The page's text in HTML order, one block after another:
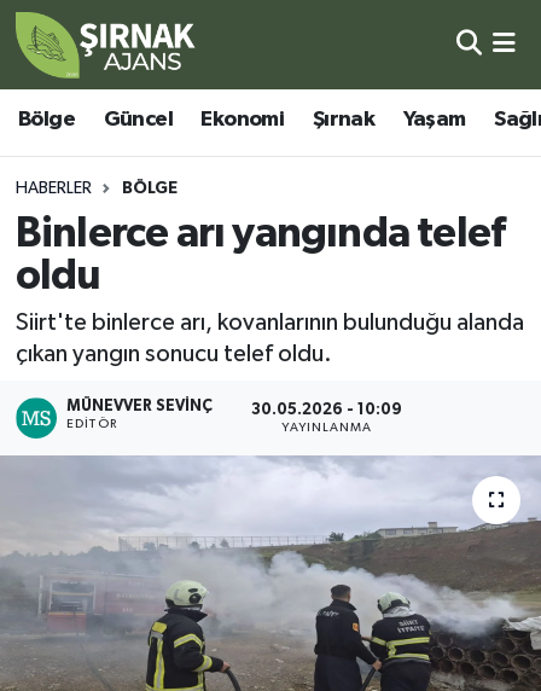
Bölge Güncel Ekonomi Şırnak Yaşam
HABERLER BÖLGE
Binlerce arı yangında telef
oldu
Siirt'te binlerce arı, kovanlarının bulunduğu alanda
çıkan yangın sonucu telef oldu.
MÜNEVVER SEVINÇ
EDITÖR
30.05.2026 - 10:09
YAYINLANMA
Bölge
Güncel
Ekonomi
Şırnak
Sağlık
Eğitim
Kültür - Sanat
Siyaset
Şırnak Nöbetçi Eczaneler
Şırnak Hava Durumu
Şirnak Namaz Vakitleri
Şırnak Trafik Yoğunluk Haritası
Süper Lig Puan Durumu ve Fikstür
Tüm Manşetler
Son Dakika Haberleri
Haber Arşivi